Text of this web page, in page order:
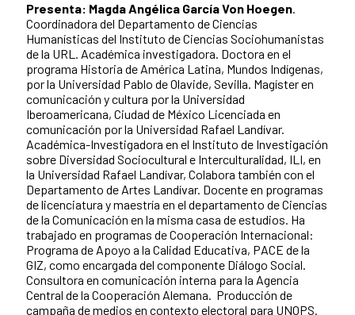
Presenta: Magda Angélica García Von Hoegen.
Coordinadora del Departamento de Ciencias
Humanísticas del Instituto de Ciencias Sociohumanistas
de la URL. Académica investigadora. Doctora en el
programa Historia de América Latina, Mundos Indígenas,
por la Universidad Pablo de Olavide, Sevilla. Magíster en
comunicación y cultura por la Universidad
Iberoamericana, Ciudad de México Licenciada en
comunicación por la Universidad Rafael Landívar.
Académica-Investigadora en el Instituto de Investigación
sobre Diversidad Sociocultural e Interculturalidad, ILI, en
la Universidad Rafael Landívar, Colabora también con el
Departamento de Artes Landívar. Docente en programas
de licenciatura y maestría en el departamento de Ciencias
de la Comunicación en la misma casa de estudios. Ha
trabajado en programas de Cooperación Internacional:
Programa de Apoyo a la Calidad Educativa, PACE de la
GIZ, como encargada del componente Diálogo Social.
Consultora en comunicación interna para la Agencia
Central de la Cooperación Alemana. Producción de
campaña de medios en contexto electoral para UNOPS.